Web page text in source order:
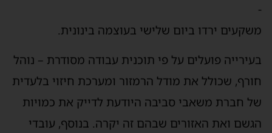
-
משקעים ירדו ביום שלישי בעוצמה בינונית.
בעירייה פועלים על פי תוכנית עבודה מסודרת – נוהל
חורף, שכולל את מודל הרמזור ומערכת חיזוי בלעדית
של חברת משאבי סביבה היודעת לדייק את כמויות
הגשם ואת האזורים שבהם זה יקרה. בנוסף, עובדי